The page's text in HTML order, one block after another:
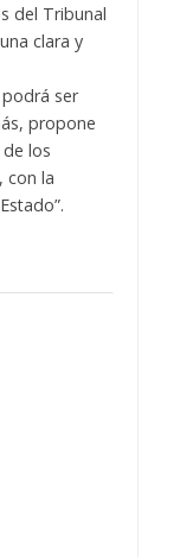
del Tribunal
clara y
ser
propone
los
con la